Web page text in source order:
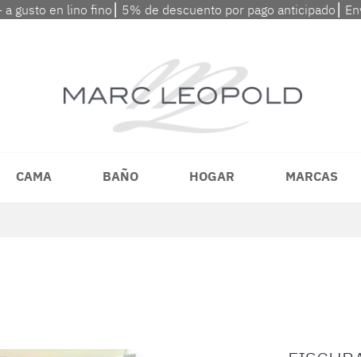
a gusto en lino fino⎮ 5% de descuento por pago anticipado⎮
CAMA BAÑO HOGAR MARCAS